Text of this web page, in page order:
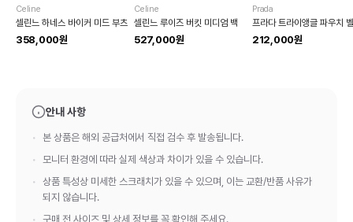
Celine
셀린느 하네스 바이커 미드 부츠
358,000원
Celine
셀린느 루이즈 버킷 미디엄 백
527,000원
Prada
212,000원
안내 사항
본 상품은 해외 공급처에서 직접 검수 후 발송됩니다.
모니터 환경에 따라 실제 색상과 차이가 있을 수 있습니다.
상품 특성상 미세한 스크래치가 있을 수 있으며, 이는 교환/반품 사유가
되지 않습니다.
구매 전 사이즈 및 상세 정보를 꼭 확인해 주세요.